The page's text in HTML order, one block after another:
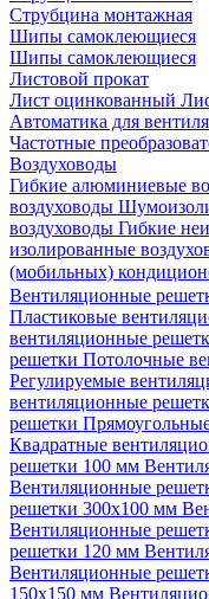
Струбцина монтажная
Шипы самоклеющиеся
Шипы самоклеющиеся
Листовой прокат
Лист оцинкованный
Автоматика для
Частотные
Воздуховоды
Гибкие алюминиевые
воздуховоды
воздуховоды Гибкие
изолированные
(мобильных)
Вентиляционные
Пластиковые
вентиляционные
решетки Потолочные
Регулируемые
вентиляционные
решетки
Квадратные
решетки 100 мм
Вентиляционные
решетки 300х100 мм
Вентиляционные
решетки 120 мм
Вентиляционные
150х150 мм